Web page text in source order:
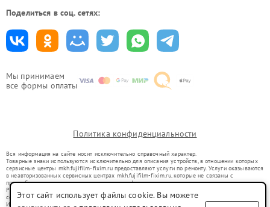
Мы принимаем
все формы оплаты
Поделиться в соц. сетях:
Политика конфиденциальности
Вся информация на сайте носит исключительно справочный характер.
Товарные знаки используются исключительно для описания устройств, в отношении которых
сервисные центры mkh.fujifilm-fixim.ru предоставляют услуги по ремонту. Услуги оказываются
в неавторизованных сервисных центрах mkh.fujifilm-fixim.ru, которые не связаны с
правообладателями товарных знаков или их официальными представителями.
Ремонт осуществляется для устройств, уже введенных в гражданский оборот в соответствии
со статьей 1487 ГК РФ.
Использование товарных знаков не преследует цели индивидуализации услуг или введения
Этот сайт использует файлы cookie. Вы можете